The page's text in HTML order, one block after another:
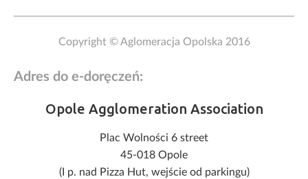
Copyright © Aglomeracja Opolska 2016
Adres do e-doręczeń:
Opole Agglomeration Association
Plac Wolności 6 street
45-018 Opole
(I p. nad Pizza Hut, wejście od parkingu)